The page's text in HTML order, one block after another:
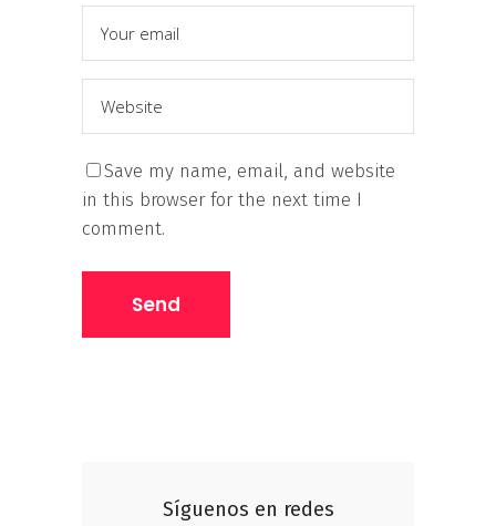
Save my name, email, and website
in this browser for the next time I
comment.
Síguenos en redes